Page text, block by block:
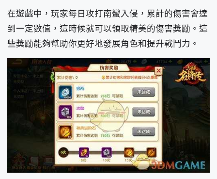
在遊戲中，玩家每日攻打南蠻入侵，累計的傷害會達
到一定數值，這時候就可以領取精美的傷害獎勵。這
些獎勵能夠幫助你更好地發展角色和提升戰鬥力。